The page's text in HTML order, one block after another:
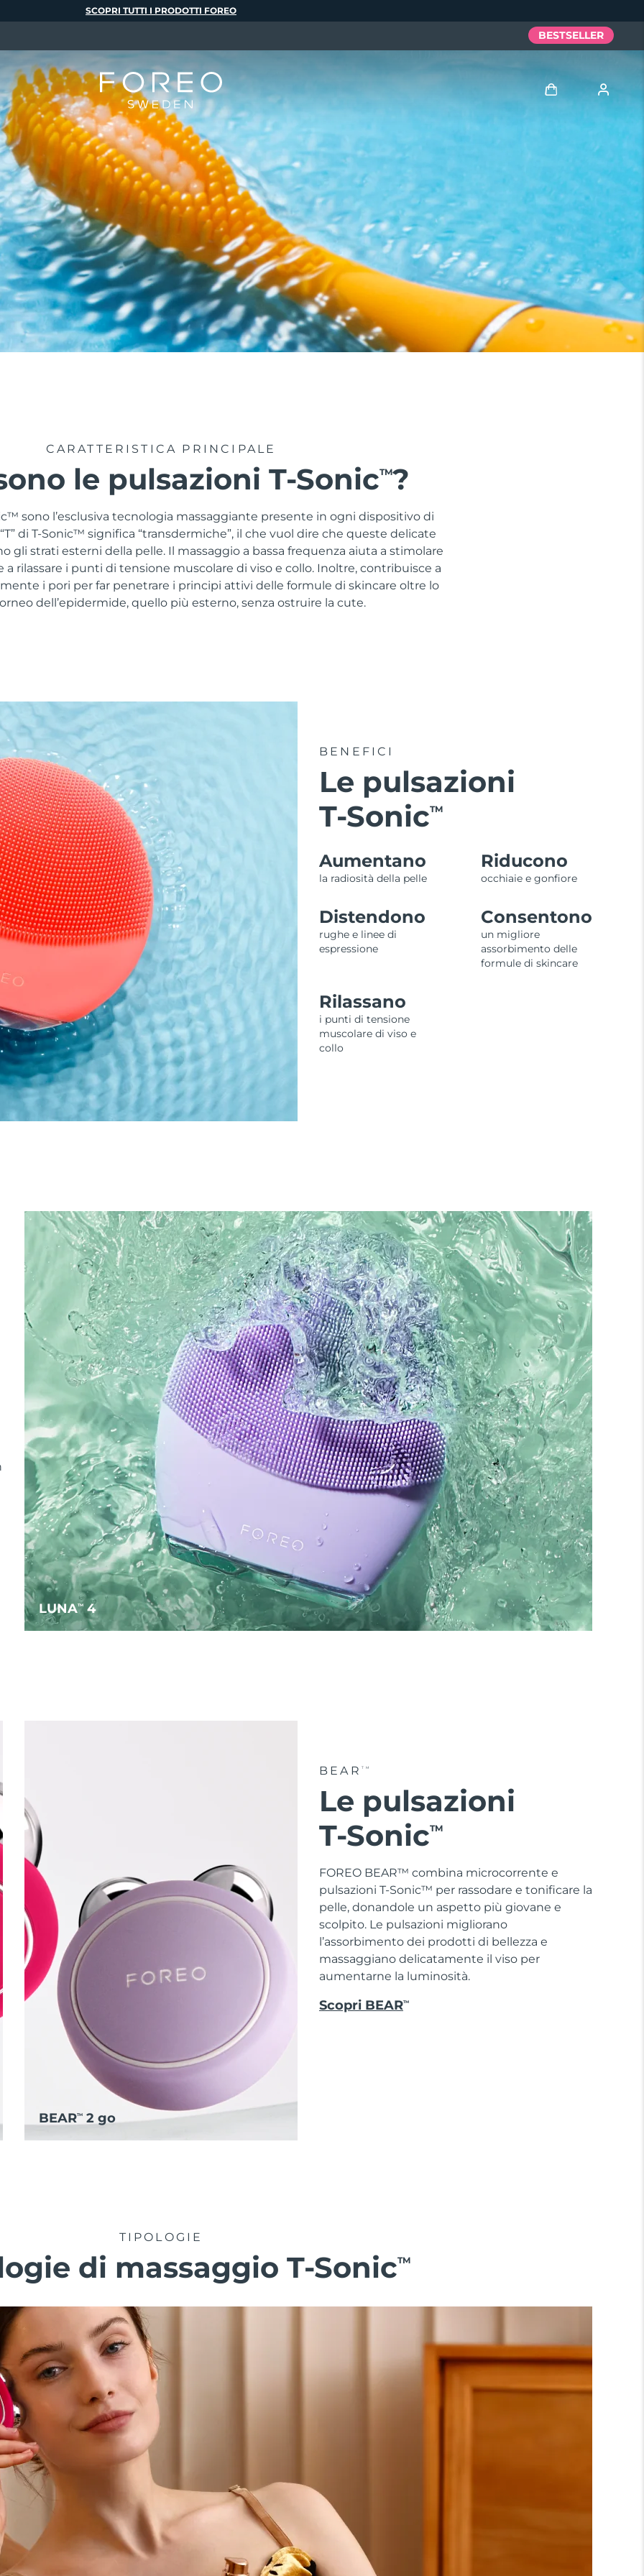
CARATTERISTICA PRINCIPALE
le pulsazioni T-SonicTM?
sono l’esclusiva tecnologia massaggiante presente in ogni dispositivo di
di T-Sonic™ significa “transdermiche”, il che vuol dire che queste delicate
gli strati esterni della pelle. Il massaggio a bassa frequenza aiuta a stimolare
a rilassare i punti di tensione muscolare di viso e collo. Inoltre, contribuisce a
i pori per far penetrare i principi attivi delle formule di skincare oltre lo
dell’epidermide, quello più esterno, senza ostruire la cute.
BENEFICI
Le pulsazioni
T-SonicTM
Aumentano
la radiosità della pelle
Riducono
occhiaie e gonfiore
Distendono
rughe e linee di
espressione
Consentono
un migliore
assorbimento delle
formule di skincare
Rilassano
i punti di tensione
muscolare di viso e
collo
LUNATM4
BEARTM2 go
BEAR TM
Le pulsazioni
T-SonicTM
FOREO BEAR™ combina microcorrente e
pulsazioni T-Sonic™ per rassodare e tonificare la
pelle, donandole un aspetto più giovane e
scolpito. Le pulsazioni migliorano
l’assorbimento dei prodotti di bellezza e
massaggiano delicatamente il viso per
aumentarne la luminosità.
Scopri BEARTM
TIPOLOGIE
di massaggio T-SonicTM
SCOPRI TUTTI I PRODOTTI FOREO
BESTSELLER
Profilo utente
I miei dispositivi
I miei ordini
I miei indirizzi
I miei abbonamenti